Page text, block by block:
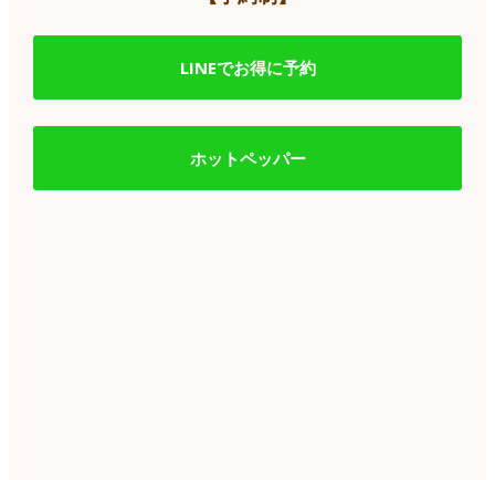
LINEでお得に予約
ホットペッパー